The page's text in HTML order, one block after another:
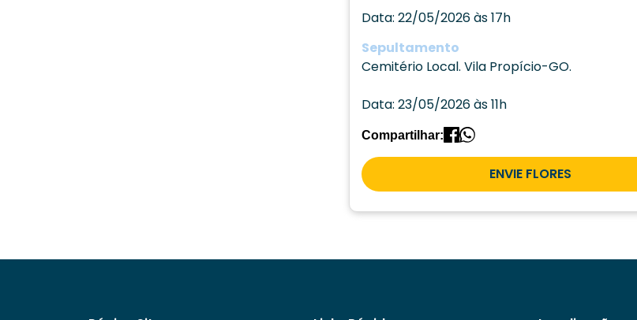
Data: 22/05/2026 às 17h
Sepultamento
Cemitério Local. Vila Propício-GO.
Data: 23/05/2026 às 11h
Compartilhar:
ENVIE FLORES